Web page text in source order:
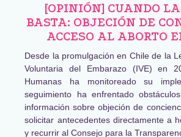
[OPINIÓN] CUANDO
BASTA: OBJECIÓN DE
ACCESO AL ABORTO
Desde la promulgación en Chile de la
Voluntaria del Embarazo (IVE) en
Humanas ha monitoreado su
seguimiento ha enfrentado
información sobre objeción de
solicitar antecedentes directamente a
y recurrir al Consejo para la